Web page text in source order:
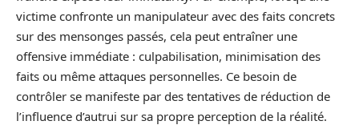
victime confronte un manipulateur avec des faits concrets
sur des mensonges passés, cela peut entraîner une
offensive immédiate : culpabilisation, minimisation des
faits ou même attaques personnelles. Ce besoin de
contrôler se manifeste par des tentatives de réduction de
l’influence d’autrui sur sa propre perception de la réalité.